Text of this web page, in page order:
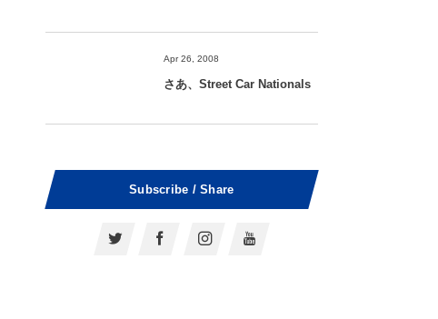
Apr 26, 2008
さあ、Street Car Nationals
Subscribe / Share